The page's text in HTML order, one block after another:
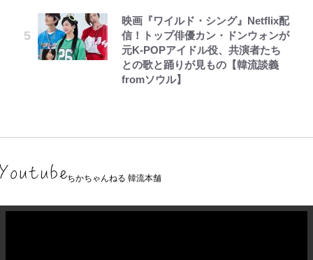
映画『ワイルド・シング』Netflix配
信！トップ俳優カン・ドンウォンが
元K-POPアイドル役、共演者たち
との歌と踊りが見もの【韓流談義
fromソウル】
ちかちゃんねる 韓流本舗